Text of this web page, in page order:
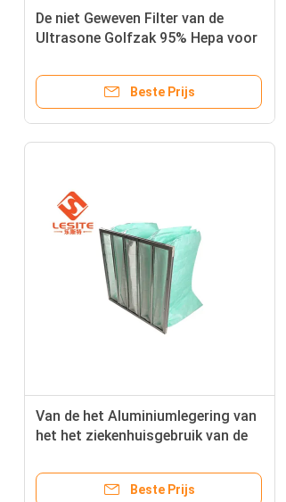
De niet Geweven Filter van de
Ultrasone Golfzak 95% Hepa voor
Beste Prijs
Van de het Aluminiumlegering van
het het ziekenhuisgebruik van de
voor AC
Beste Prijs